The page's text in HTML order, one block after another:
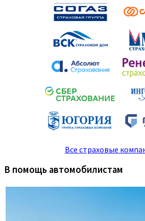
Все страховые
В помощь автомобилистам